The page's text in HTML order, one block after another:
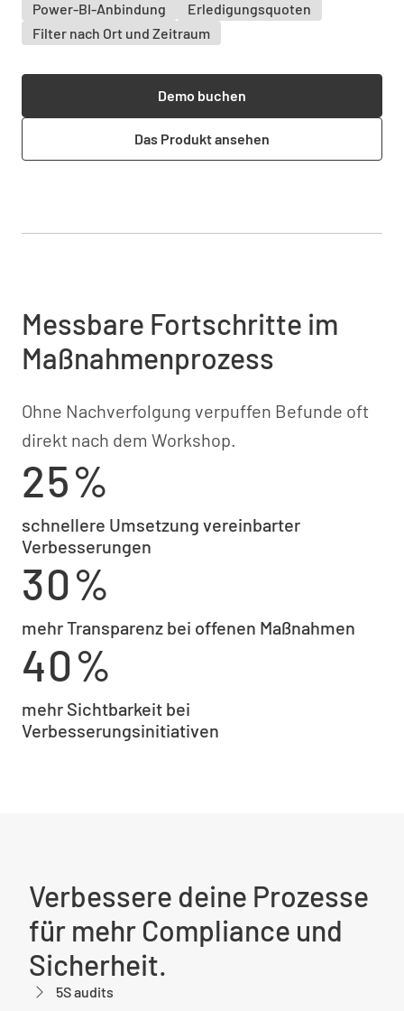
Power-BI-Anbindung
Erledigungsquoten
Filter nach Ort und Zeitraum
Demo buchen
Das Produkt ansehen
Messbare Fortschritte im
Maßnahmenprozess
Ohne Nachverfolgung verpuffen Befunde oft
direkt nach dem Workshop.
25%
schnellere Umsetzung vereinbarter
Verbesserungen
30%
mehr Transparenz bei offenen Maßnahmen
40%
mehr Sichtbarkeit bei
Verbesserungsinitiativen
Verbessere deine Prozesse
für mehr Compliance und
Sicherheit.
5S audits